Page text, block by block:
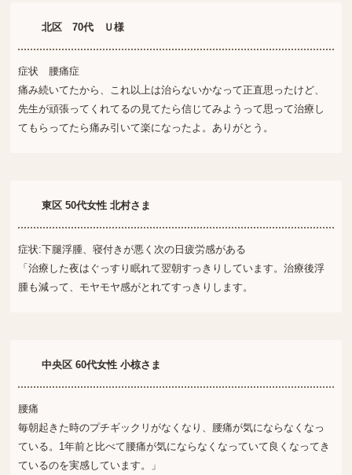
北区 70代 Ｕ様
症状 腰痛症
痛み続いてたから、これ以上は治らないかなって正直思ったけど、
先生が頑張ってくれてるの見てたら信じてみようって思って治療し
てもらってたら痛み引いて楽になったよ。ありがとう。
東区 50代女性 北村さま
症状:下腿浮腫、寝付きが悪く次の日疲労感がある
「治療した夜はぐっすり眠れて翌朝すっきりしています。治療後浮
腫も減って、モヤモヤ感がとれてすっきりします。
中央区 60代女性 小椋さま
腰痛
毎朝起きた時のプチギックリがなくなり、腰痛が気にならなくなっ
ている。1年前と比べて腰痛が気にならなくなっていて良くなってき
ているのを実感しています。」